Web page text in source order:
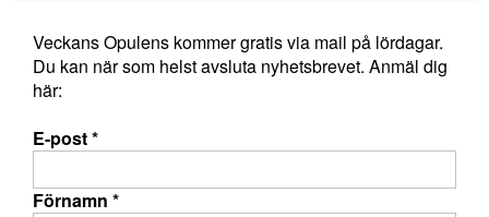
Veckans Opulens kommer gratis via mail på lördagar.
Du kan när som helst avsluta nyhetsbrevet. Anmäl dig
här:
E-post*
Förnamn *